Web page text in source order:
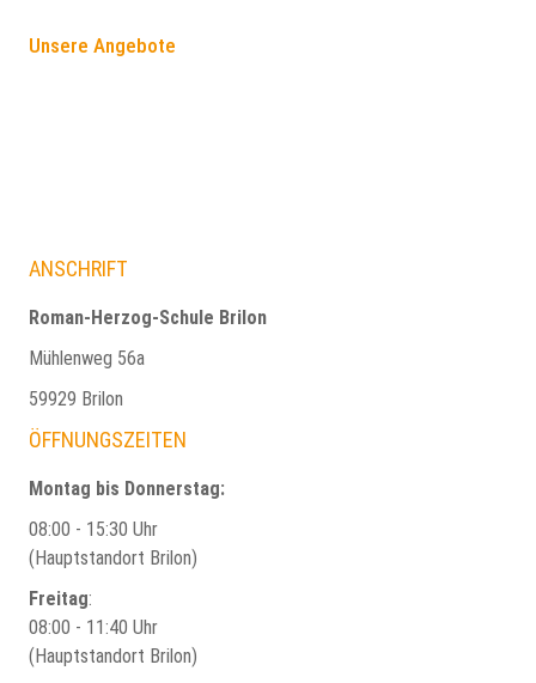
Unsere Angebote
ANSCHRIFT
Roman-Herzog-Schule Brilon
Mühlenweg 56a
59929 Brilon
ÖFFNUNGSZEITEN
Montag bis Donnerstag:
08:00 - 15:30 Uhr
(Hauptstandort Brilon)
Freitag:
08:00 - 11:40 Uhr
(Hauptstandort Brilon)